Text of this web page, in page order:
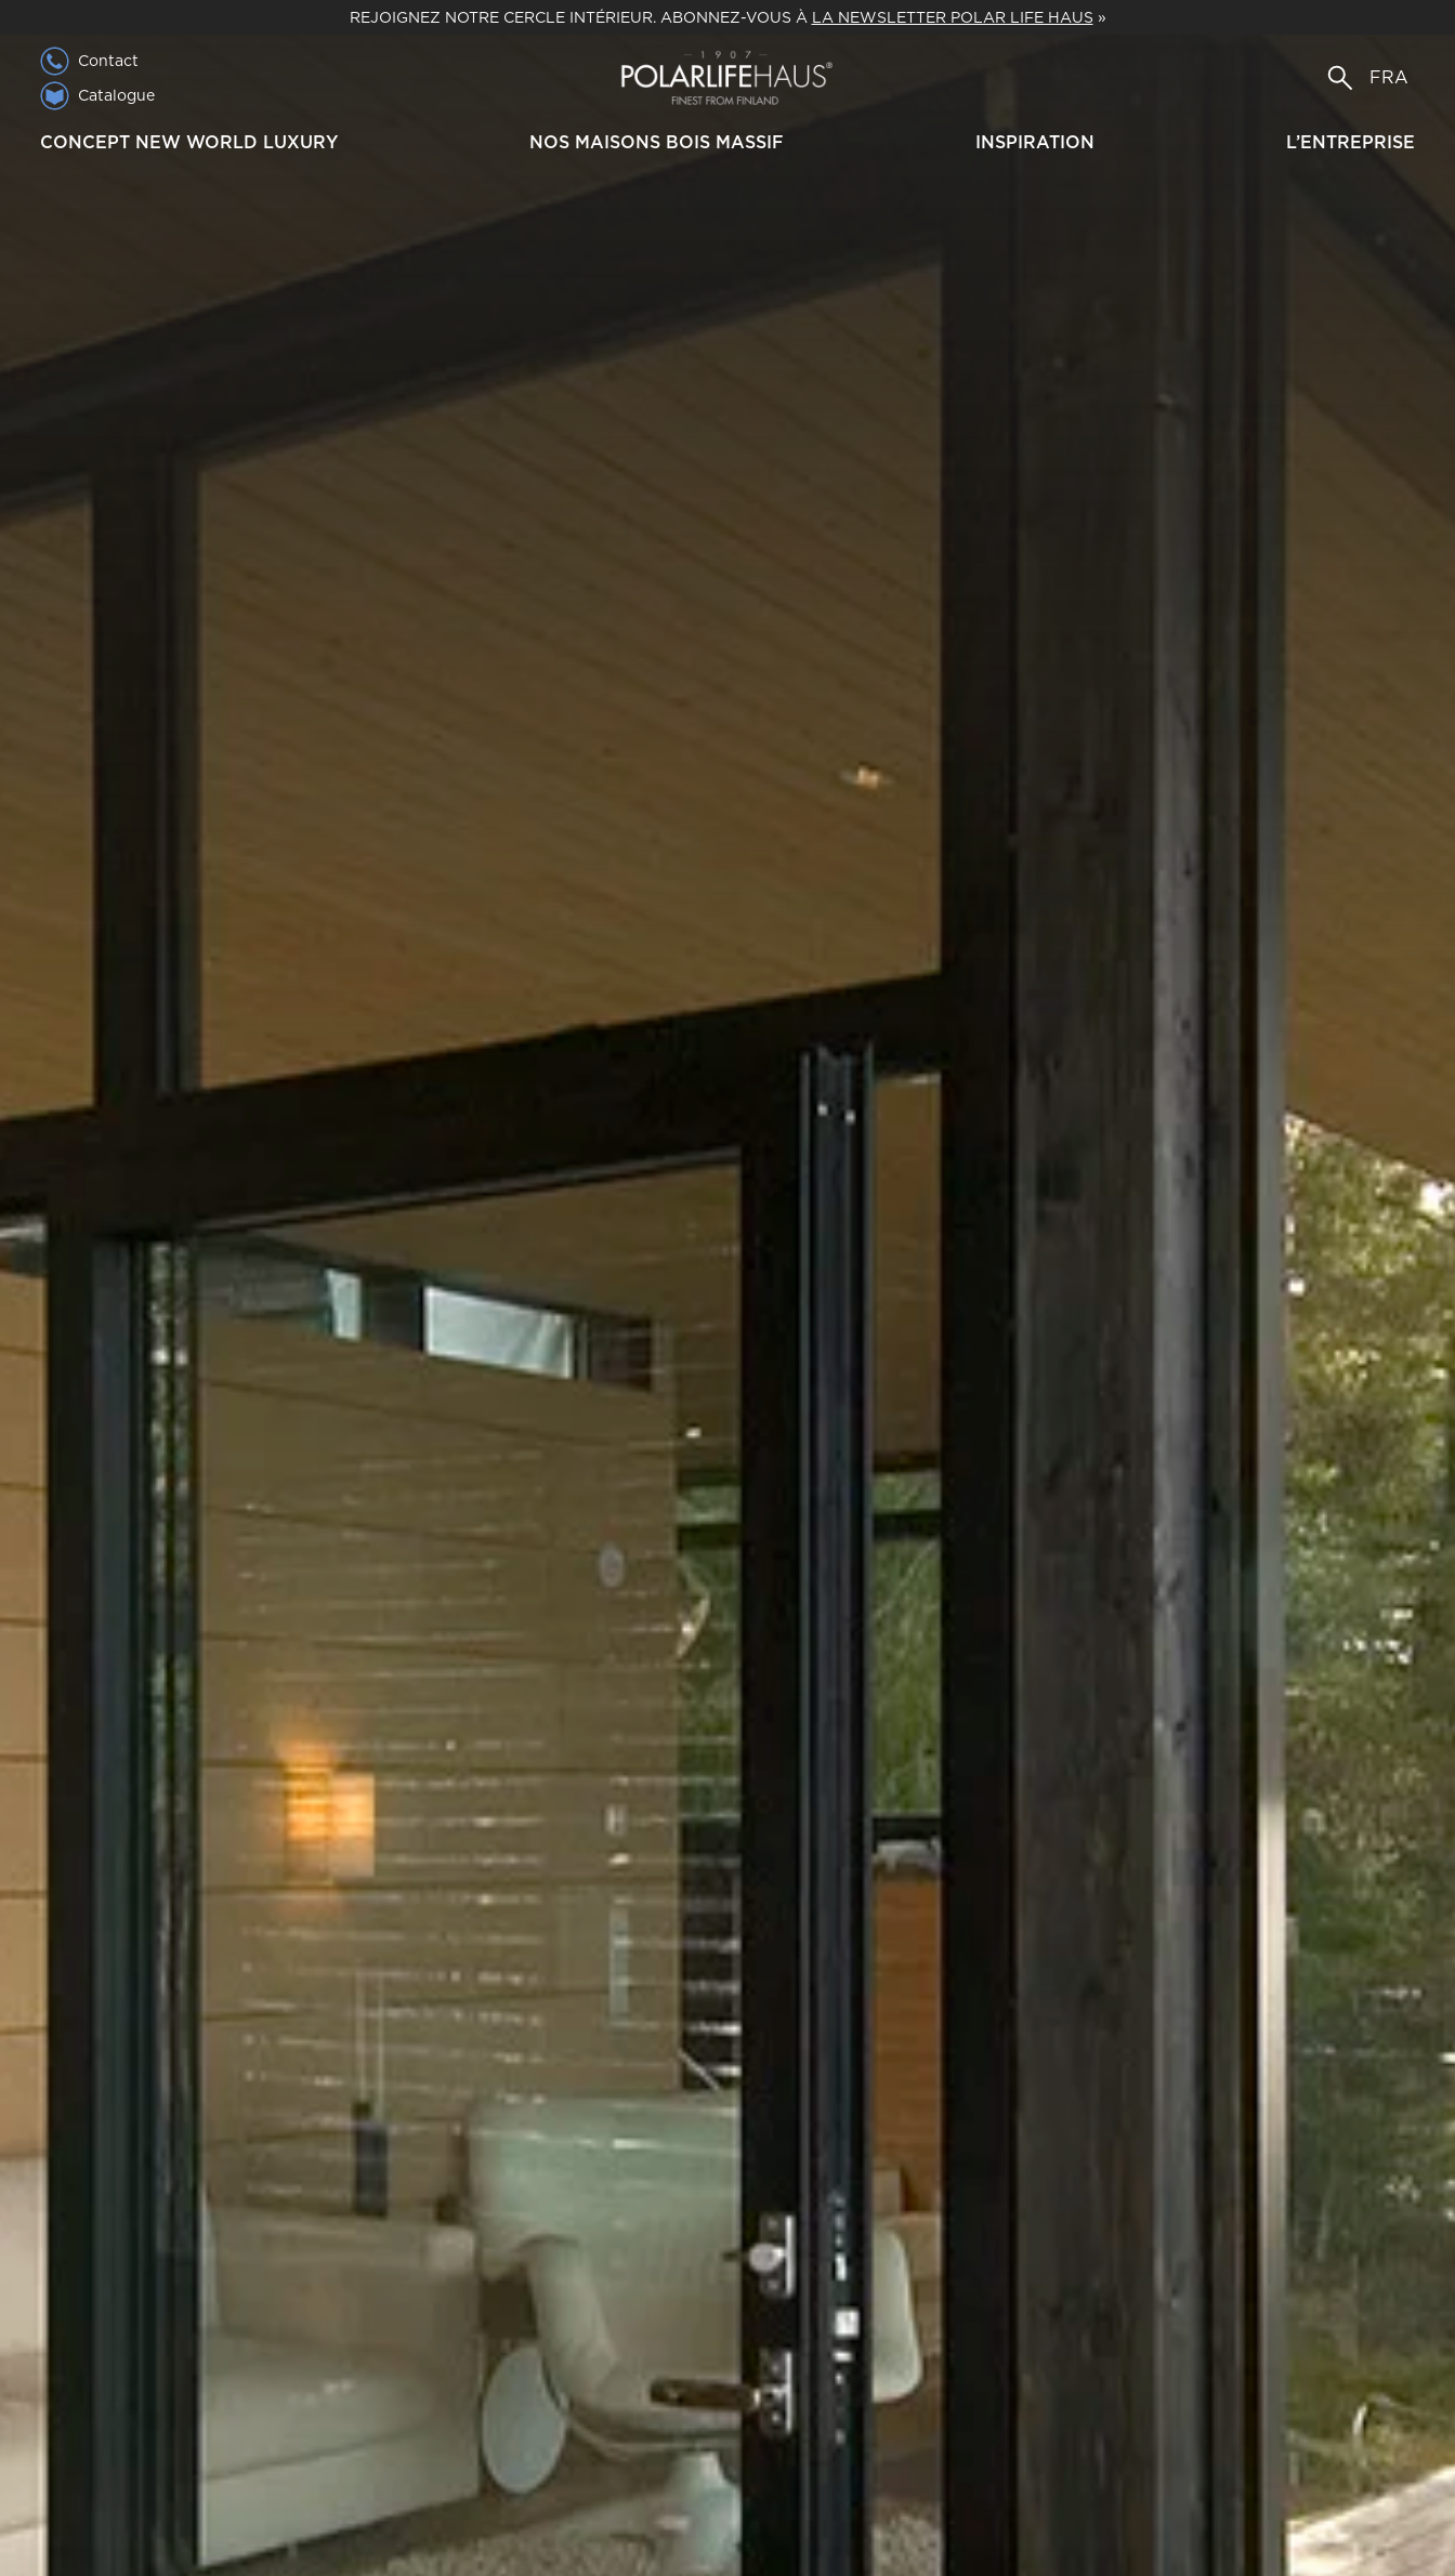
REJOIGNEZ NOTRE CERCLE INTÉRIEUR. ABONNEZ-VOUS À LA NEWSLETTER POLAR LIFE HAUS »
Contact
Catalogue
FRA
CONCEPT NEW WORLD LUXURY NOS MAISONS BOIS MASSIF INSPIRATION L’ENTREPRISE